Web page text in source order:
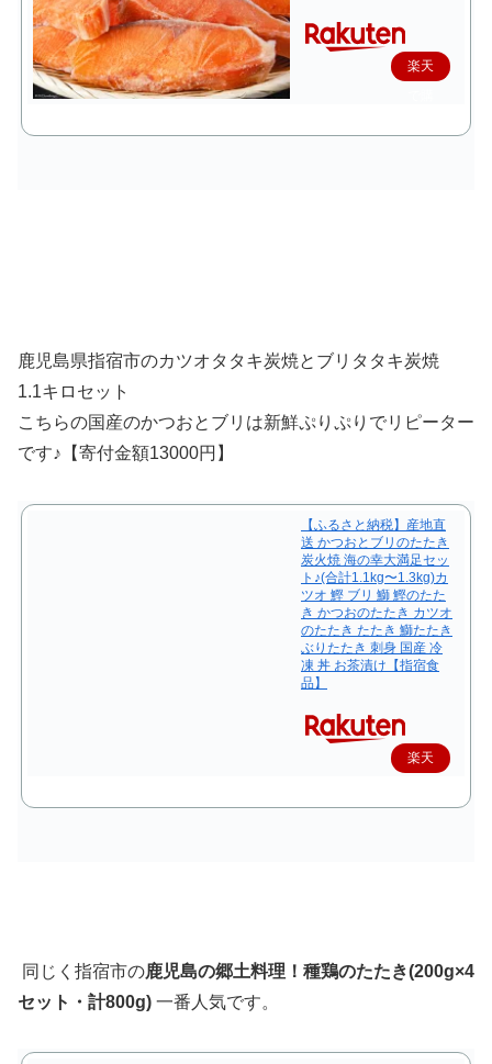
楽天
鹿児島県指宿市のカツオタタキ炭焼とブリタタキ炭焼
1.1キロセット
こちらの国産のかつおとブリは新鮮ぷりぷりでリピーター
です♪【寄付金額13000円】
【ふるさと納税】産地直
送 かつおとブリのたたき
炭火焼 海の幸大満足セッ
ト♪(合計1.1kg〜1.3kg)カ
ツオ 鰹 ブリ 鰤 鰹のたた
き かつおのたたき カツオ
のたたき たたき 鰤たたき
ぶりたたき 刺身 国産 冷
凍 丼 お茶漬け【指宿食
品】
楽天
同じく指宿市の鹿児島の郷土料理！種鶏のたたき(200g×4
セット・計800g) 一番人気です。